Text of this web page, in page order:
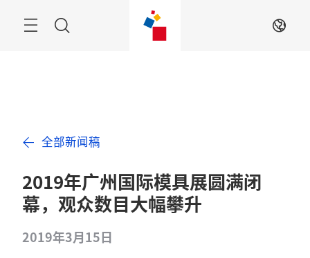
ZH
全部新闻稿
2019年广州国际模具展圆满闭
幕，观众数目大幅攀升
2019年3月15日